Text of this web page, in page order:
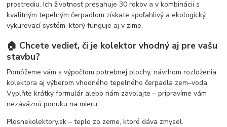
prostrediu. Ich životnosť presahuje 30 rokov a v kombinácii s
kvalitným tepelným čerpadlom získate spoľahlivý a ekologický
vykurovací systém, ktorý funguje aj v zime.
🏠 Chcete vedieť, či je kolektor vhodný aj pre vašu
stavbu?
Pomôžeme vám s výpočtom potrebnej plochy, návrhom rozloženia
kolektora aj výberom vhodného tepelného čerpadla zem–voda.
Vyplňte krátky formulár alebo nám zavolajte – pripravíme vám
nezáväznú ponuku na mieru.
Plosnekolektory.sk – teplo zo zeme, ktoré dáva zmysel.